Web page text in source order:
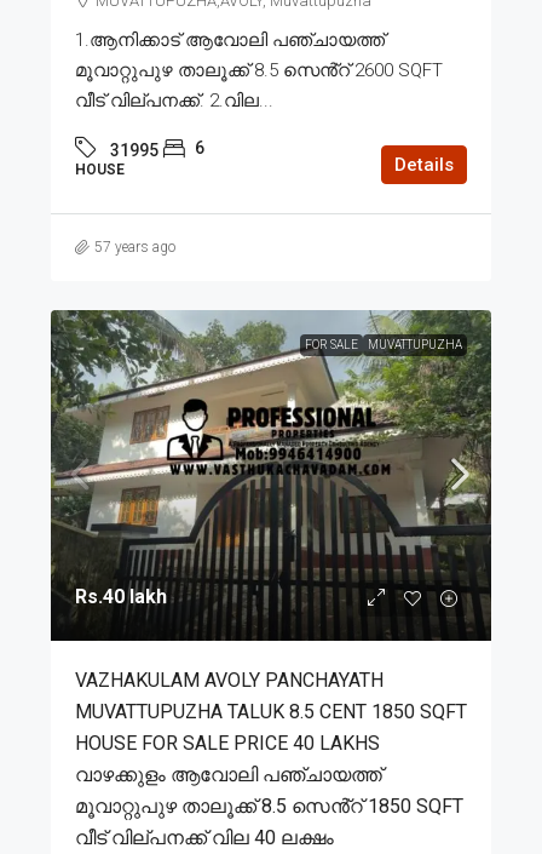
1.ആനിക്കാട് ആവോലി പഞ്ചായത്ത്
മൂവാറ്റുപുഴ താലൂക്ക് 8.5 സെൻ്റ് 2600 SQFT
വീട് വില്പനക്ക്. 2.വില...
31995 6
HOUSE Details
57 years ago
FOR SALE MUVATTUPUZHA
Rs.40 lakh
VAZHAKULAM AVOLY PANCHAYATH
MUVATTUPUZHA TALUK 8.5 CENT 1850 SQFT
HOUSE FOR SALE PRICE 40 LAKHS
വാഴക്കുളം ആവോലി പഞ്ചായത്ത്
മൂവാറ്റുപുഴ താലൂക്ക് 8.5 സെൻ്റ് 1850 SQFT
വീട് വില്പനക്ക് വില 40 ലക്ഷം